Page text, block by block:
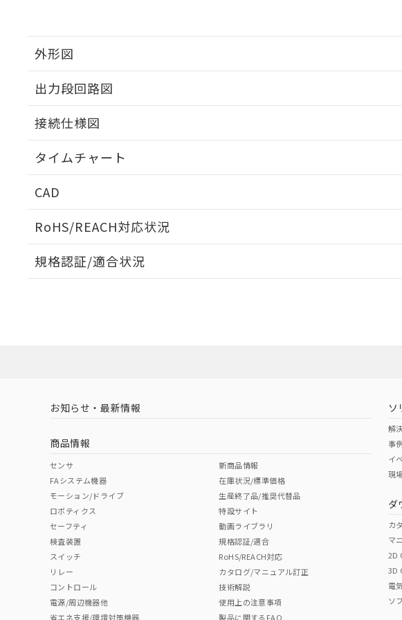
外形図
出力段回路図
接続仕様図
タイムチャート
CAD
RoHS/REACH対応状況
EU RoHS 注意事項・凡例
ダウンロード
中国 RoHS 注意事項・凡例
中国 RoHS表
Pb Hg Cr(VI)
"対応済み"や非含有の記載がされた商品であっても、流通在庫等で未対応品が
非含有品が必要な際は、弊社営業部門もしくは販売店へお問い合わせください。
規格認証/適合状況
（イギリス
（ノルウェー
（日本
お知らせ・最新情報
商品情報
センサ
FAシステム機器
モーション/ドライブ
ロボティクス
セーフティ
検査装置
スイッチ
リレー
コントロール
電源/周辺機器他
省エネ支援/環境対策機器
新商品情報
在庫状況/標準価格
生産終了品/推奨代替品
特設サイト
動画ライブラリ
規格認証/適合
RoHS/REACH対応
カタログ/マニュアル訂正
技術解説
使用上の注意事項
製品に関するFAQ
ソ
解
事
イ
現
ダ
カ
マ
2D
3D
電
ソ